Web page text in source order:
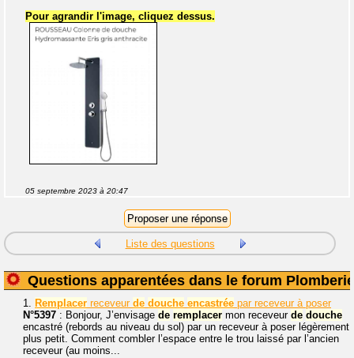
Pour agrandir l'image, cliquez dessus.
05 septembre 2023 à 20:47
Liste des questions
Questions apparentées dans le forum Plomberie
1. Remplacer receveur de douche encastrée par receveur à poser
N°5397 : Bonjour, J’envisage de remplacer mon receveur de douche
encastré (rebords au niveau du sol) par un receveur à poser légèrement
plus petit. Comment combler l’espace entre le trou laissé par l’ancien
receveur (au moins...